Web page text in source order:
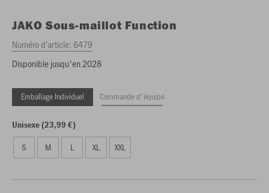
JAKO Sous-maillot Function
Numéro d’article: 6479
Disponible jusqu'en 2028
Emballage Individuel Commande d'équipe
Unisexe (23,99 €)
S M L XL XXL